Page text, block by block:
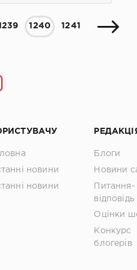
1240 1241
новини
новини
Блоги
Новини
Питання-
відповідь
Оцінки
Конкурс
блогерів